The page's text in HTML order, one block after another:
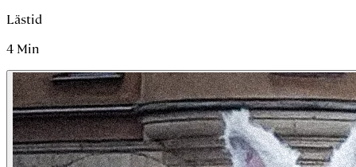
Lästid
4 Min